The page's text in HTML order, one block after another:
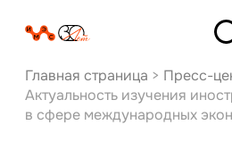
Главная страница > Пресс-
Актуальность изучения
в сфере международных